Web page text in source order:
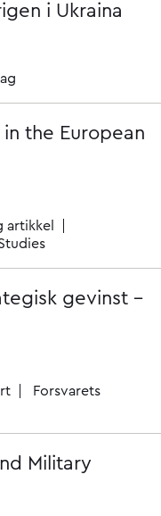
i Ukraina
the European
artikkel
gevinst –
Forsvarets
Military